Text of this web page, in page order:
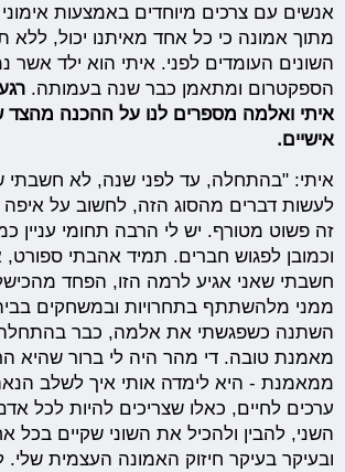
אנשים עם צרכים מיוחדים באמצעות אימוני
מתוך אמונה כי כל אחד מאיתנו יכול, ללא
השונים העומדים לפני. איתי הוא ילד אשר
הספקטרום ומתאמן כבר שנה בעמותה.
איתי ואלמה מספרים לנו על ההכנה מהצד
אישיים.
איתי: "בהתחלה, עד לפני שנה, לא חשבתי
לעשות דברים מהסוג הזה, לחשוב על איפה
זה פשוט מטורף. יש לי הרבה תחומי עניין
וכמובן לפגוש חברים. תמיד אהבתי
חשבתי שאני אגיע לרמה הזו, הפחד
ממני מלהשתתף בתחרויות ובמשחקים
השתנה כשפגשתי את אלמה, כבר
מאמנת טובה. די מהר היה לי ברור שהיא
ממאמנת - היא לימדה אותי איך לשלב
ערכים לחיים, כאלו שצריכים להיות לכל
השני, להבין ולהכיל את השוני שקיים בכל
ובעיקר בעיקר חיזוק האמונה העצמית שלי.